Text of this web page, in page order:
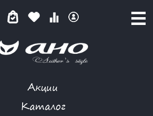
Акции
Каталог
КАТАЛОГ ТОВАРОВ